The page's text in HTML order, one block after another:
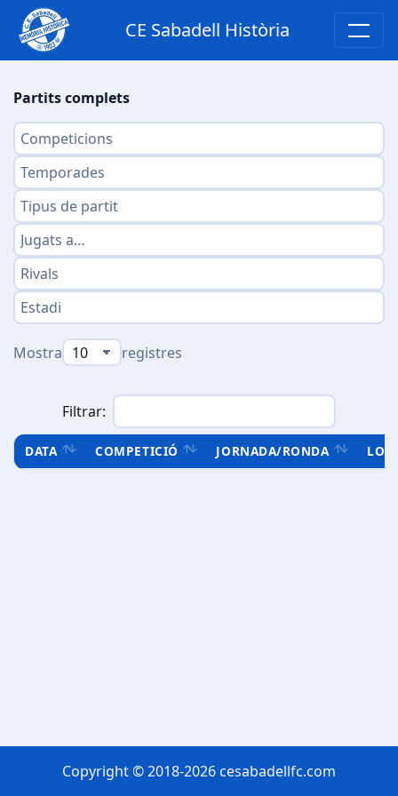
CE Sabadell Història
Partits complets
Mostra registres
Filtrar:
DATA COMPETICIÓ JORNADA/RONDA
Copyright © 2018-2026 cesabadellfc.com